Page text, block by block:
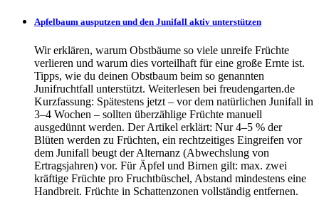
Apfelbaum ausputzen und den Junifall aktiv unterstützen
Wir erklären, warum Obstbäume so viele unreife Früchte
verlieren und warum dies vorteilhaft für eine große Ernte ist.
Tipps, wie du deinen Obstbaum beim so genannten
Junifruchtfall unterstützt. Weiterlesen bei freudengarten.de
Kurzfassung: Spätestens jetzt – vor dem natürlichen Junifall in
3–4 Wochen – sollten überzählige Früchte manuell
ausgedünnt werden. Der Artikel erklärt: Nur 4–5 % der
Blüten werden zu Früchten, ein rechtzeitiges Eingreifen vor
dem Junifall beugt der Alternanz (Abwechslung von
Ertragsjahren) vor. Für Äpfel und Birnen gilt: max. zwei
kräftige Früchte pro Fruchtbüschel, Abstand mindestens eine
Handbreit. Früchte in Schattenzonen vollständig entfernen.